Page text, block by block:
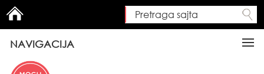
Search form
Pretraga sajta
NAVIGACIJA